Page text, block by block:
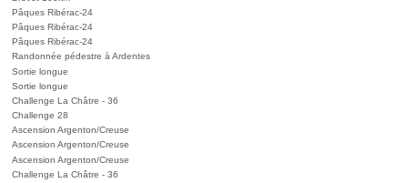
Pâques Ribérac-24
Pâques Ribérac-24
Pâques Ribérac-24
Randonnée pédestre à Ardentes
Sortie longue
Sortie longue
Challenge La Châtre - 36
Challenge 28
Ascension Argenton/Creuse
Ascension Argenton/Creuse
Ascension Argenton/Creuse
Challenge La Châtre - 36